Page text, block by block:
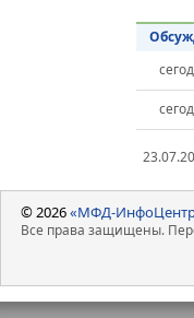
© 2026«МФД-
Все права защищены.